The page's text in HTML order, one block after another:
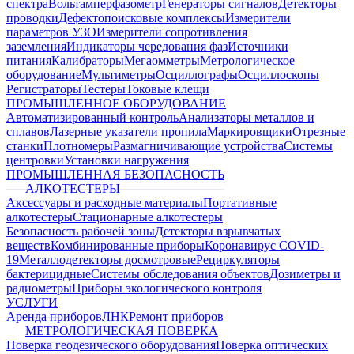
спектраВольтамперфазометрГенераторы сигналовДетекторы
проводкиДефектопоисковые комплексыИзмерители
параметров УЗОИзмерители сопротивления
заземленияИндикаторы чередования фазИсточники
питанияКалибраторыМегаомметрыМетрологическое
оборудованиеМультиметрыОсциллографыОсциллоскопы
РегистраторыТестерыТоковые клещи
ПРОМЫШЛЕННОЕ ОБОРУДОВАНИЕ
Автоматизированный контрольАнализаторы металлов и
сплавовЛазерные указатели пропилаМаркировщикиОтрезные
станкиПлотномерыРазмагничивающие устройстваСистемы
центровкиУстановки нагружения
ПРОМЫШЛЕННАЯ БЕЗОПАСНОСТЬ
АЛКОТЕСТЕРЫ
Аксессуары и расходные материалыПортативные
алкотестерыСтационарные алкотестеры
Безопасность рабочей зоныДетекторы взрывчатых
веществКомбинированные приборыКоронавирус COVID-
19Металлодетекторы досмотровыеРециркуляторы
бактерицидныеСистемы обследования объектовДозиметры и
радиометрыПриборы экологического контроля
УСЛУГИ
Аренда приборовЛНКРемонт приборов
МЕТРОЛОГИЧЕСКАЯ ПОВЕРКА
Поверка геодезического оборудованияПоверка оптических